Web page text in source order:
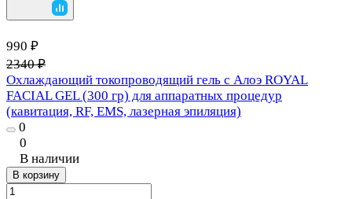
990 ₽
2340 ₽
Охлаждающий токопроводящий гель с Алоэ ROYAL
FACIAL GEL (300 гр) для аппаратных процедур
(кавитация, RF, EMS, лазерная эпиляция)
0
0
В наличии
В корзину